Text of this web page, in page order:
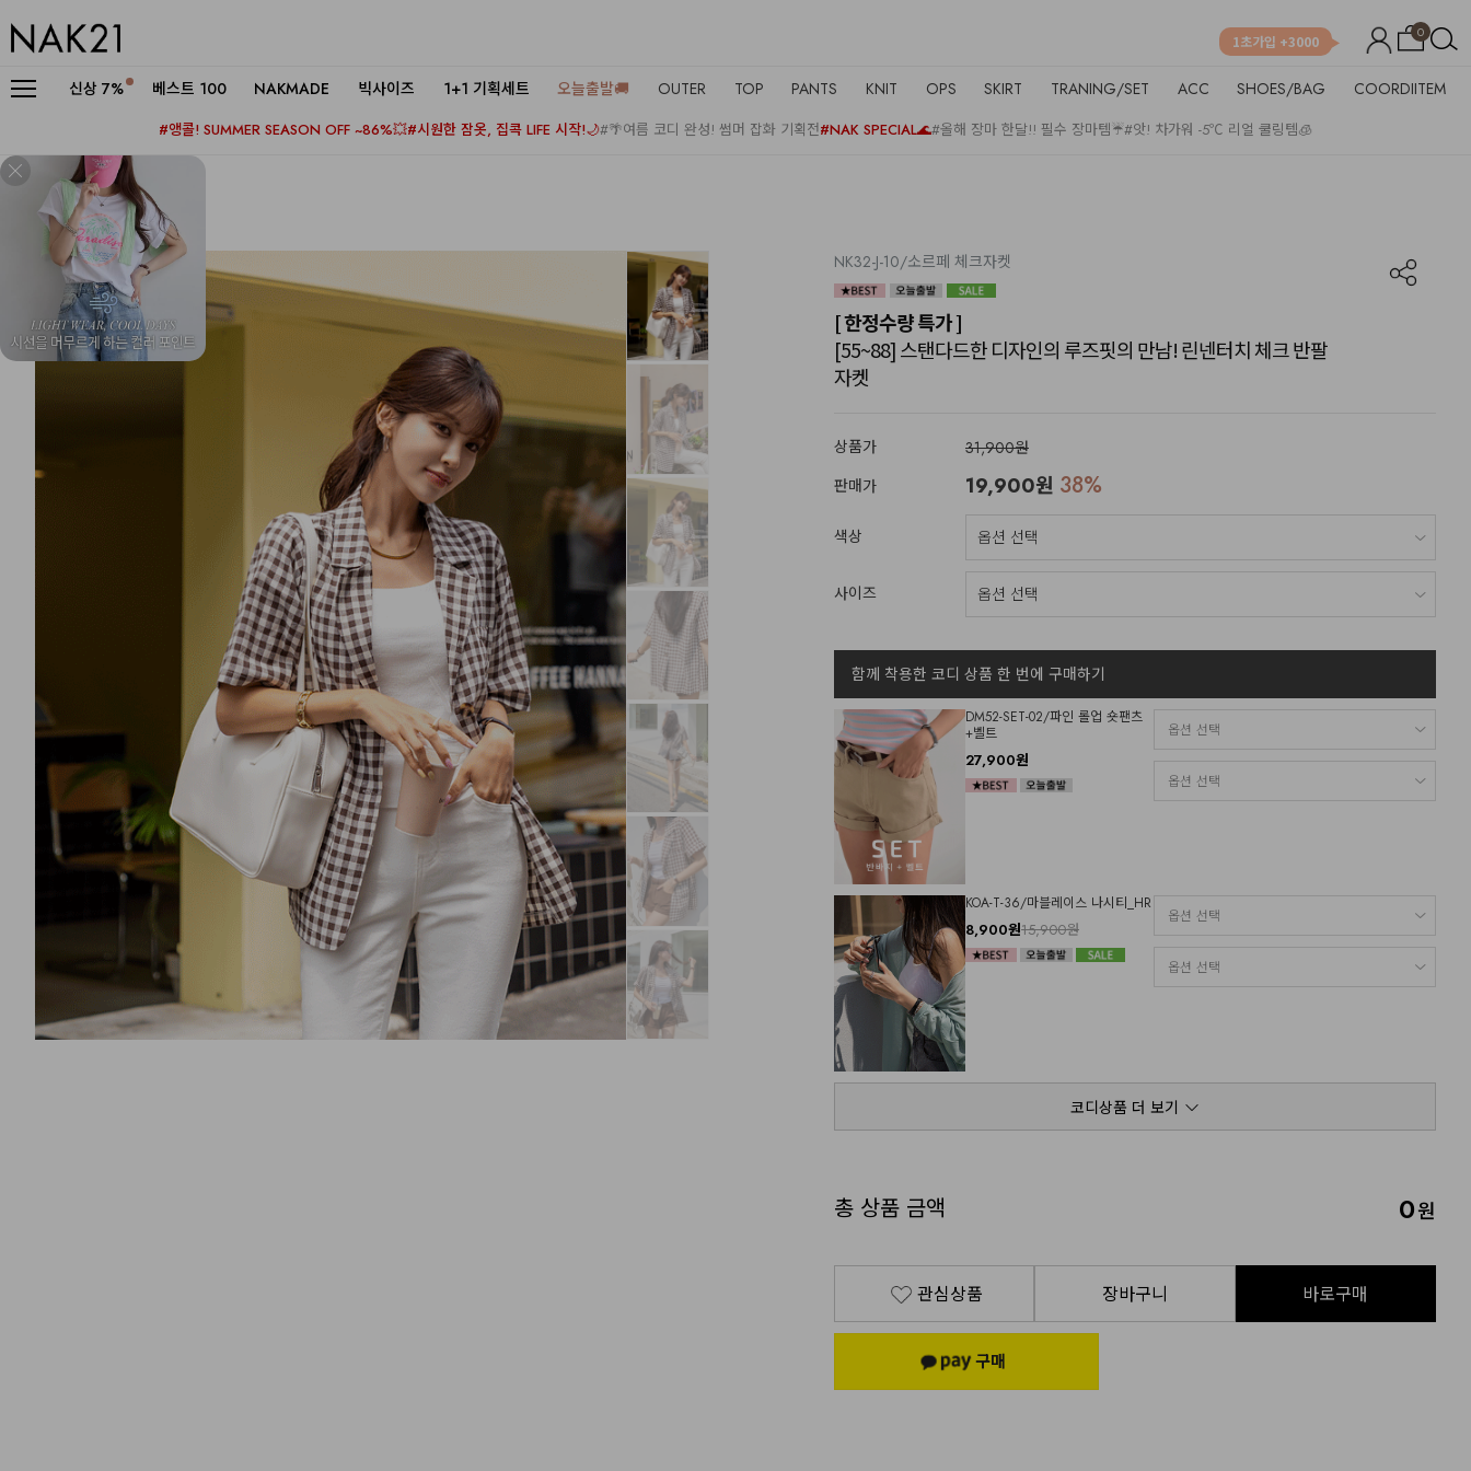
0
1초가입 +3000
신상 7% 베스트 100 NAKMADE 빅사이즈 1+1 기획세트 오늘출발🚚 OUTER TOP PANTS KNIT OPS SKIRT TRANING/SET ACC SHOES/BAG COORDIITEM
#앵콜! SUMMER SEASON OFF ~86%💥#시원한 잠옷, 집콕 LIFE 시작!🌙#🌴여름 코디 완성! 썸머 잡화 기획전#NAK SPECIAL🌊#올해 장마 한달!! 필수 장마템☔#앗! 차가워 -5℃ 리얼 쿨링템🧊
NK32-J-10/소르페 체크자켓
[ 한정수량 특가 ]
[55~88] 스탠다드한 디자인의 루즈핏의 만남! 린넨터치 체크 반팔
자켓
상품가
31,900원
판매가
19,900원 38%
색상
사이즈
함께 착용한 코디 상품 한 번에 구매하기
DM52-SET-02/파인 롤업 숏팬츠
+벨트
27,900원
KOA-T-36/마블레이스 나시티_HR
8,900원15,900원
코디상품 더 보기
총 상품 금액 0원
관심상품 장바구니 바로구매